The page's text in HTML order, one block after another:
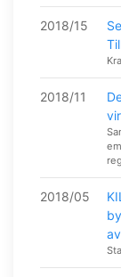
2018/15
2018/11
2018/05